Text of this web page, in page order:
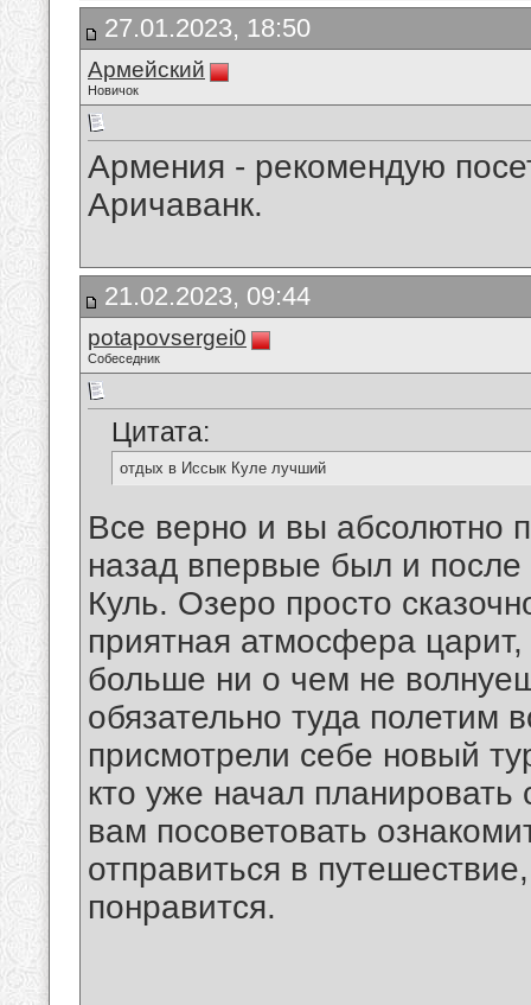
27.01.2023, 18:50
Армейский
Новичок
Армения - рекомендую
Аричаванк.
21.02.2023, 09:44
potapovsergei0
Собеседник
Цитата:
отдых в Иссык Куле лучший
Все верно и вы абсолютно
назад впервые был и после
Куль. Озеро просто
приятная атмосфера
больше ни о чем не
обязательно туда полетим
присмотрели себе новый
кто уже начал планировать
вам посоветовать
отправиться в
понравится.